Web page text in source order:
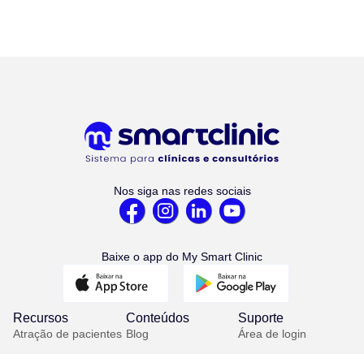
Nos siga nas redes sociais
Baixe o app do My Smart Clinic
Recursos
Atração de pacientes
Conteúdos
Blog
Suporte
Área de login